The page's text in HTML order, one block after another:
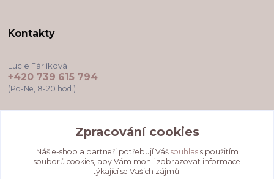
Kontakty
Lucie Fárlíková
+420 739 615 794
(Po-Ne, 8-20 hod.)
Zpracování cookies
Náš e-shop a partneři potřebují Váš souhlass použitím
souborů cookies, aby Vám mohli zobrazovat informace
týkající se Vašich zájmů.